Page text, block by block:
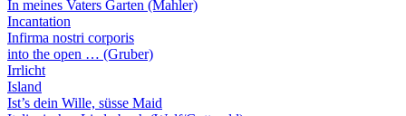
In meines Vaters Garten (Mahler)
Incantation
Infirma nostri corporis
into the open … (Gruber)
Irrlicht
Island
Ist’s dein Wille, süsse Maid